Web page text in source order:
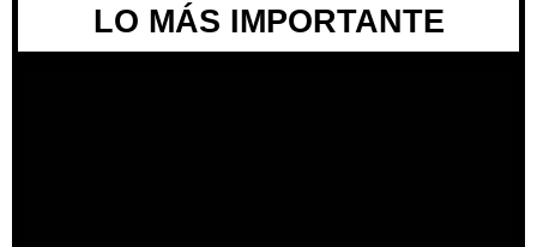
LO MÁS IMPORTANTE